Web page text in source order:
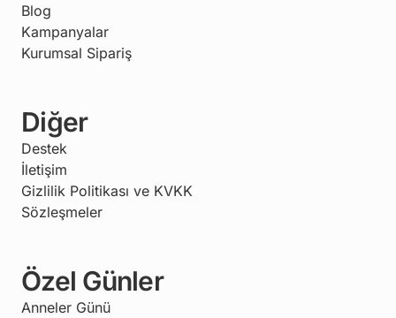
Blog
Kampanyalar
Kurumsal Sipariş
Diğer
Destek
İletişim
Gizlilik Politikası ve KVKK
Sözleşmeler
Özel Günler
Anneler Günü